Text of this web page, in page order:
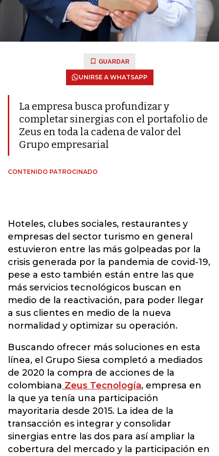
GUARDAR
UNIRSE A WHATSAPP
La empresa busca profundizar y
completar sinergias con el portafolio de
Zeus en toda la cadena de valor del
Grupo empresarial
CONTENIDO PATROCINADO
Hoteles, clubes sociales, restaurantes y
empresas del sector turismo en general
estuvieron entre las más golpeadas por la
crisis generada por la pandemia de covid-19,
pese a esto también están entre las que
más servicios tecnológicos buscan en
medio de la reactivación, para poder llegar
a sus clientes en medio de la nueva
normalidad y optimizar su operación.
Buscando ofrecer más soluciones en esta
línea, el Grupo Siesa completó a mediados
de 2020 la compra de acciones de la
colombiana Zeus Tecnología, empresa en
la que ya tenía una participación
mayoritaria desde 2015. La idea de la
transacción es integrar y consolidar
sinergias entre las dos para así ampliar la
cobertura del mercado y la participación en